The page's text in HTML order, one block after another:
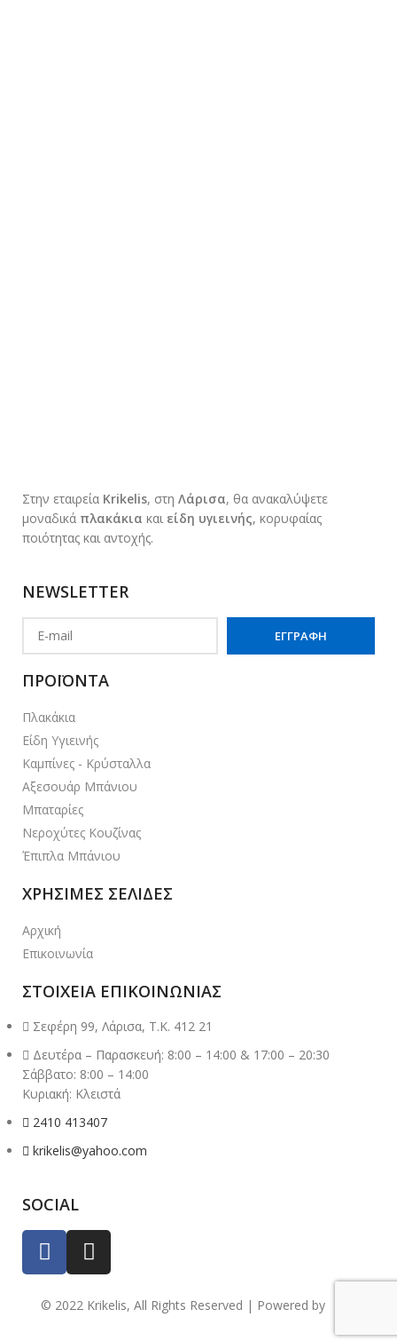
Στην εταιρεία Krikelis, στη Λάρισα, θα ανακαλύψετε
μοναδικά πλακάκια και είδη υγιεινής, κορυφαίας
ποιότητας και αντοχής.
NEWSLETTER
ΠΡΟΪΟΝΤΑ
Πλακάκια
Είδη Υγιεινής
Καμπίνες - Κρύσταλλα
Αξεσουάρ Μπάνιου
Μπαταρίες
Νεροχύτες Κουζίνας
Έπιπλα Μπάνιου
ΧΡΗΣΙΜΕΣ ΣΕΛΙΔΕΣ
Αρχική
Επικοινωνία
ΣΤΟΙΧΕΙΑ ΕΠΙΚΟΙΝΩΝΙΑΣ
Σεφέρη 99, Λάρισα, Τ.Κ. 412 21
Δευτέρα – Παρασκευή: 8:00 – 14:00 & 17:00 – 20:30
Σάββατο: 8:00 – 14:00
Κυριακή: Κλειστά
2410 413407
krikelis@yahoo.com
SOCIAL
© 2022 Krikelis, All Rights Reserved | Powered by